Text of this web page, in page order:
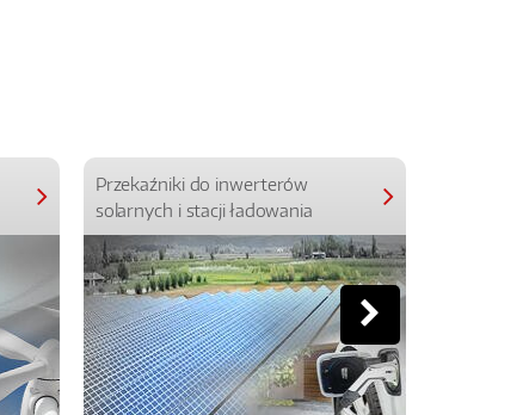
Przekaźniki do inwerterów
solarnych i stacji ładowania